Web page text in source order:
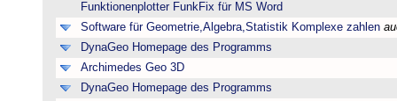
Funktionenplotter FunkFix für MS Word
Software für Geometrie,Algebra,Statistik Komplexe zahlen
DynaGeo Homepage des Programms
Archimedes Geo 3D
DynaGeo Homepage des Programms